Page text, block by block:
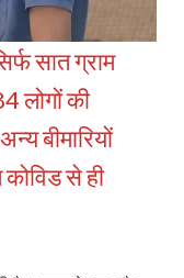
सात ग्राम
लोगों की
बीमारियों
से ही